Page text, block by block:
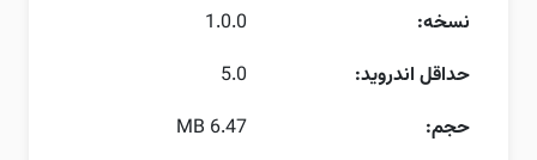
نسخه:
1.0.0
حداقل اندروید:
5.0
حجم:
6.47 MB